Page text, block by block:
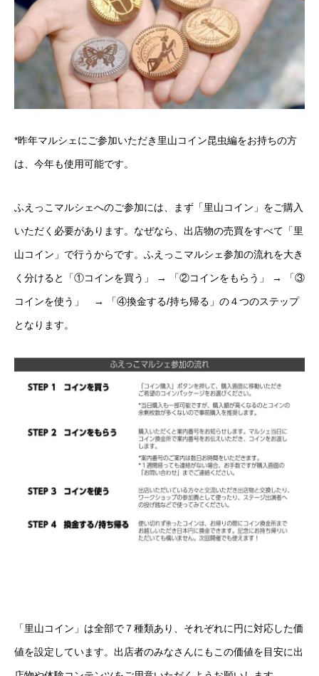
*昨年マルシェにご参加いただき里山コイン昆虫編をお持ちの方
は、今年も使用可能です。
ふえっこマルシェへのご参加には、まず「里山コイン」をご購入
いただく必要があります。なぜなら、出店物の売買をすべて「里
山コイン」で行うからです。ふえっこマルシェ参加の流れを大き
く分けると「①コインを買う」 → 「②コインをもらう」 → 「③
コインを使う」 → 「④換金する/持ち帰る」の４つのステップ
となります。
「里山コイン」は全部で７種類あり、それぞれに円に対応した価
値を設定しています。出店者のみなさんにもこの価値を目安に出